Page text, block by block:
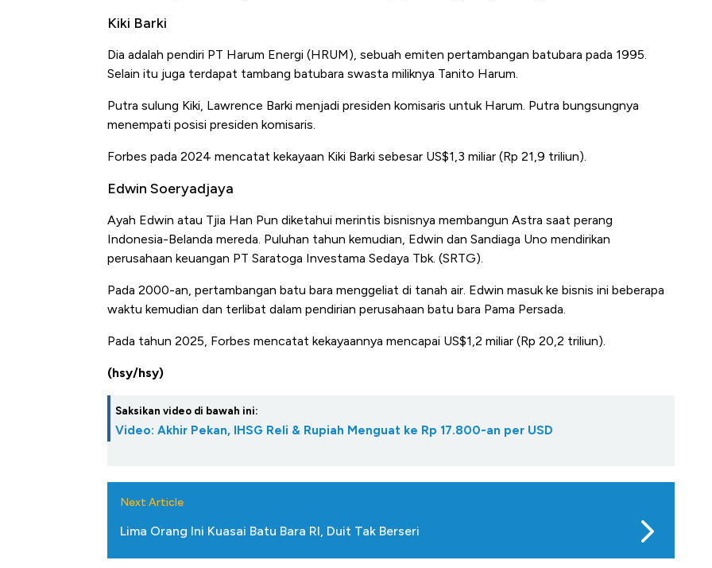
Kiki Barki
Dia adalah pendiri PT Harum Energi (HRUM), sebuah emiten pertambangan batubara pada 1995.
Selain itu juga terdapat tambang batubara swasta miliknya Tanito Harum.
Putra sulung Kiki, Lawrence Barki menjadi presiden komisaris untuk Harum. Putra bungsungnya
menempati posisi presiden komisaris.
Forbes pada 2024 mencatat kekayaan Kiki Barki sebesar US$1,3 miliar (Rp 21,9 triliun).
Edwin Soeryadjaya
Ayah Edwin atau Tjia Han Pun diketahui merintis bisnisnya membangun Astra saat perang
Indonesia-Belanda mereda. Puluhan tahun kemudian, Edwin dan Sandiaga Uno mendirikan
perusahaan keuangan PT Saratoga Investama Sedaya Tbk. (SRTG).
Pada 2000-an, pertambangan batu bara menggeliat di tanah air. Edwin masuk ke bisnis ini beberapa
waktu kemudian dan terlibat dalam pendirian perusahaan batu bara Pama Persada.
Pada tahun 2025, Forbes mencatat kekayaannya mencapai US$1,2 miliar (Rp 20,2 triliun).
(hsy/hsy)
Saksikan video di bawah ini:
Video: Akhir Pekan, IHSG Reli & Rupiah Menguat ke Rp 17.800-an per USD
Next Article
Lima Orang Ini Kuasai Batu Bara RI, Duit Tak Berseri